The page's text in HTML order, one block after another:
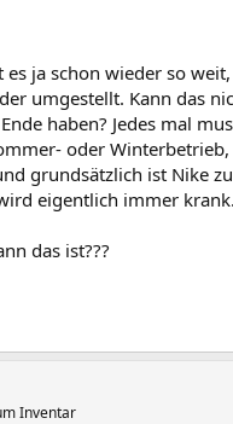
ja schon wieder so
umgestellt. Kann das
haben? Jedes mal
oder
grundsätzlich ist Nike
eigentlich immer
das ist???
Inventar